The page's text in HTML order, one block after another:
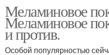
Меламиновое
Меламиновое
и против.
Особой популярностью